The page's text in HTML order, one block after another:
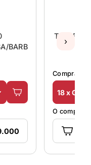
BARBIE
TABLET
Comprá en
18 x Gs.
O comprá
›